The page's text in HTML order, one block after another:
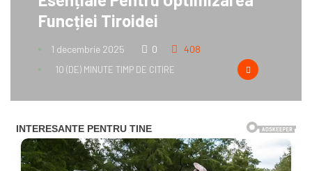
Funcției Tiroidei
1 decembrie 2025 0 408
10 (DE) MINUTE TIMP DE CITIRE